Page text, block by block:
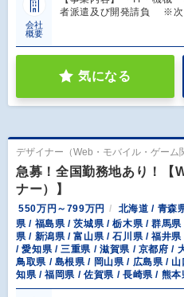
会社
概要
者派遣及び開発請負 ※
気になる
デザイナー（Web・モバイル・ゲーム
急募！全国勤務地あり！【
ナー）】
550万円～799万円
北海道 / 青森
県 / 福島県 / 茨城県 / 栃木県 / 群馬
県 / 新潟県 / 富山県 / 石川県 / 福井
/ 愛知県 / 三重県 / 滋賀県 / 京都府 /
鳥取県 / 島根県 / 岡山県 / 広島県 /
知県 / 福岡県 / 佐賀県 / 長崎県 / 熊